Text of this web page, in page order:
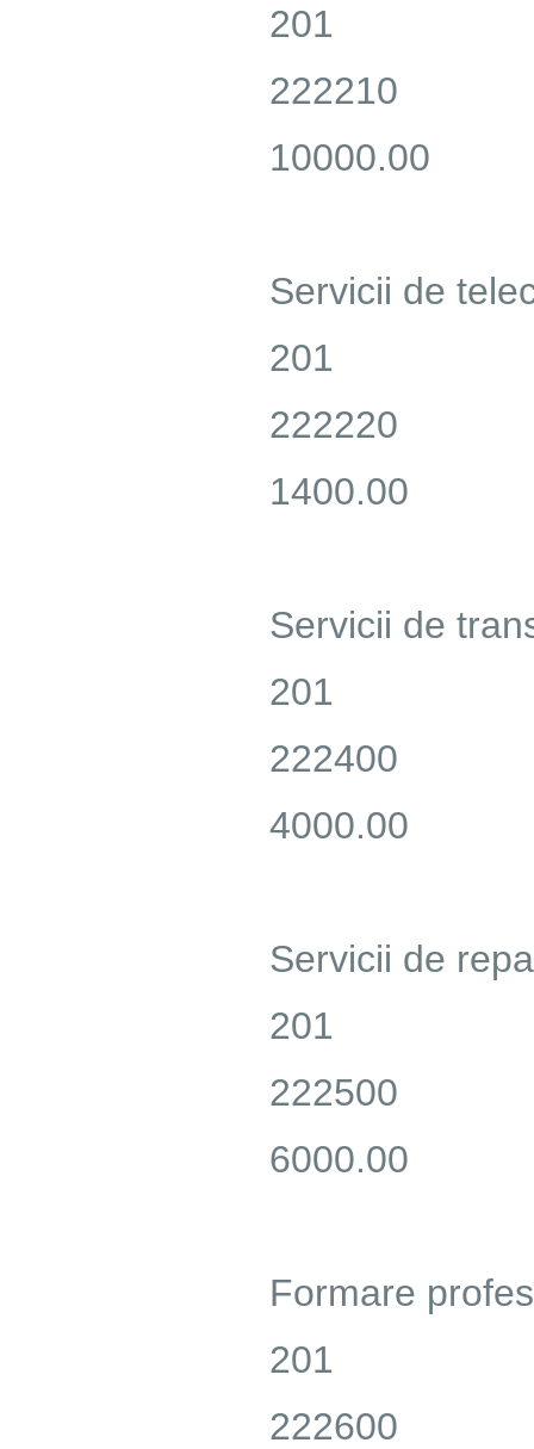
201
222210
10000.00
Servicii de
201
222220
1400.00
Servicii de
201
222400
4000.00
Servicii de
201
222500
6000.00
Formare
201
222600